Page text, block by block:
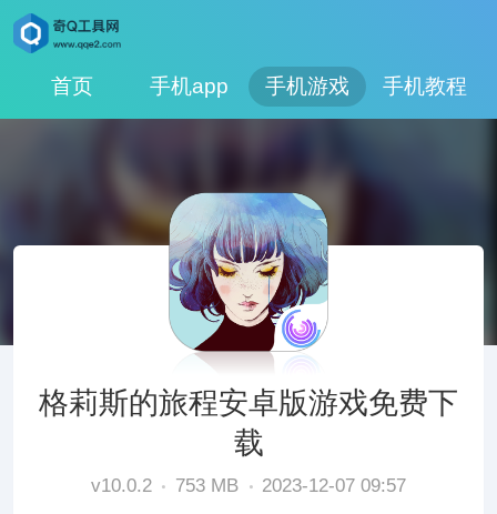
首页 手机app 手机游戏 手机教程
格莉斯的旅程安卓版游戏免费下
载
v10.0.2 753 MB 2023-12-07 09:57